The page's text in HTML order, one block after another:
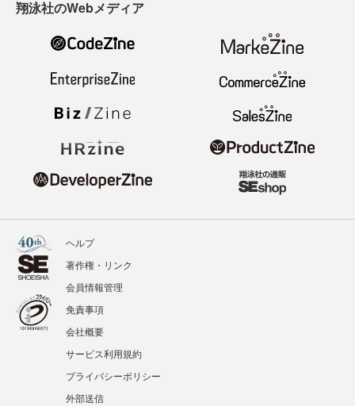
翔泳社のWebメディア
ヘルプ
著作権・リンク
会員情報管理
免責事項
会社概要
サービス利用規約
プライバシーポリシー
外部送信